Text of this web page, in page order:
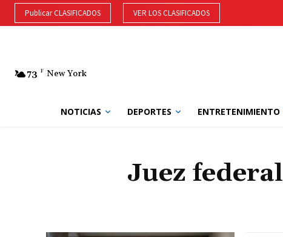
Publicar CLASIFICADOS VER LOS CLASIFICADOS
73 F New York
NOTICIAS DEPORTES ENTRETENIMIENTO
Juez